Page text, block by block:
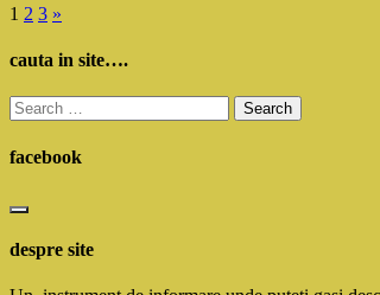
Posts
pagination
1 2 3 »
cauta in site….
Search
for:
facebook
despre site